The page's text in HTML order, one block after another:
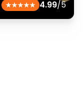
4.99/5